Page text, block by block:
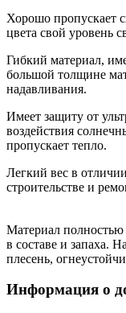
Хорошо пропускает
цвета свой уровень
Гибкий материал,
большой толщине
надавливания.
Имеет защиту от
воздействия
пропускает тепло.
Легкий вес в
строительстве и
Материал
в составе и запаха.
плесень,
Информация о